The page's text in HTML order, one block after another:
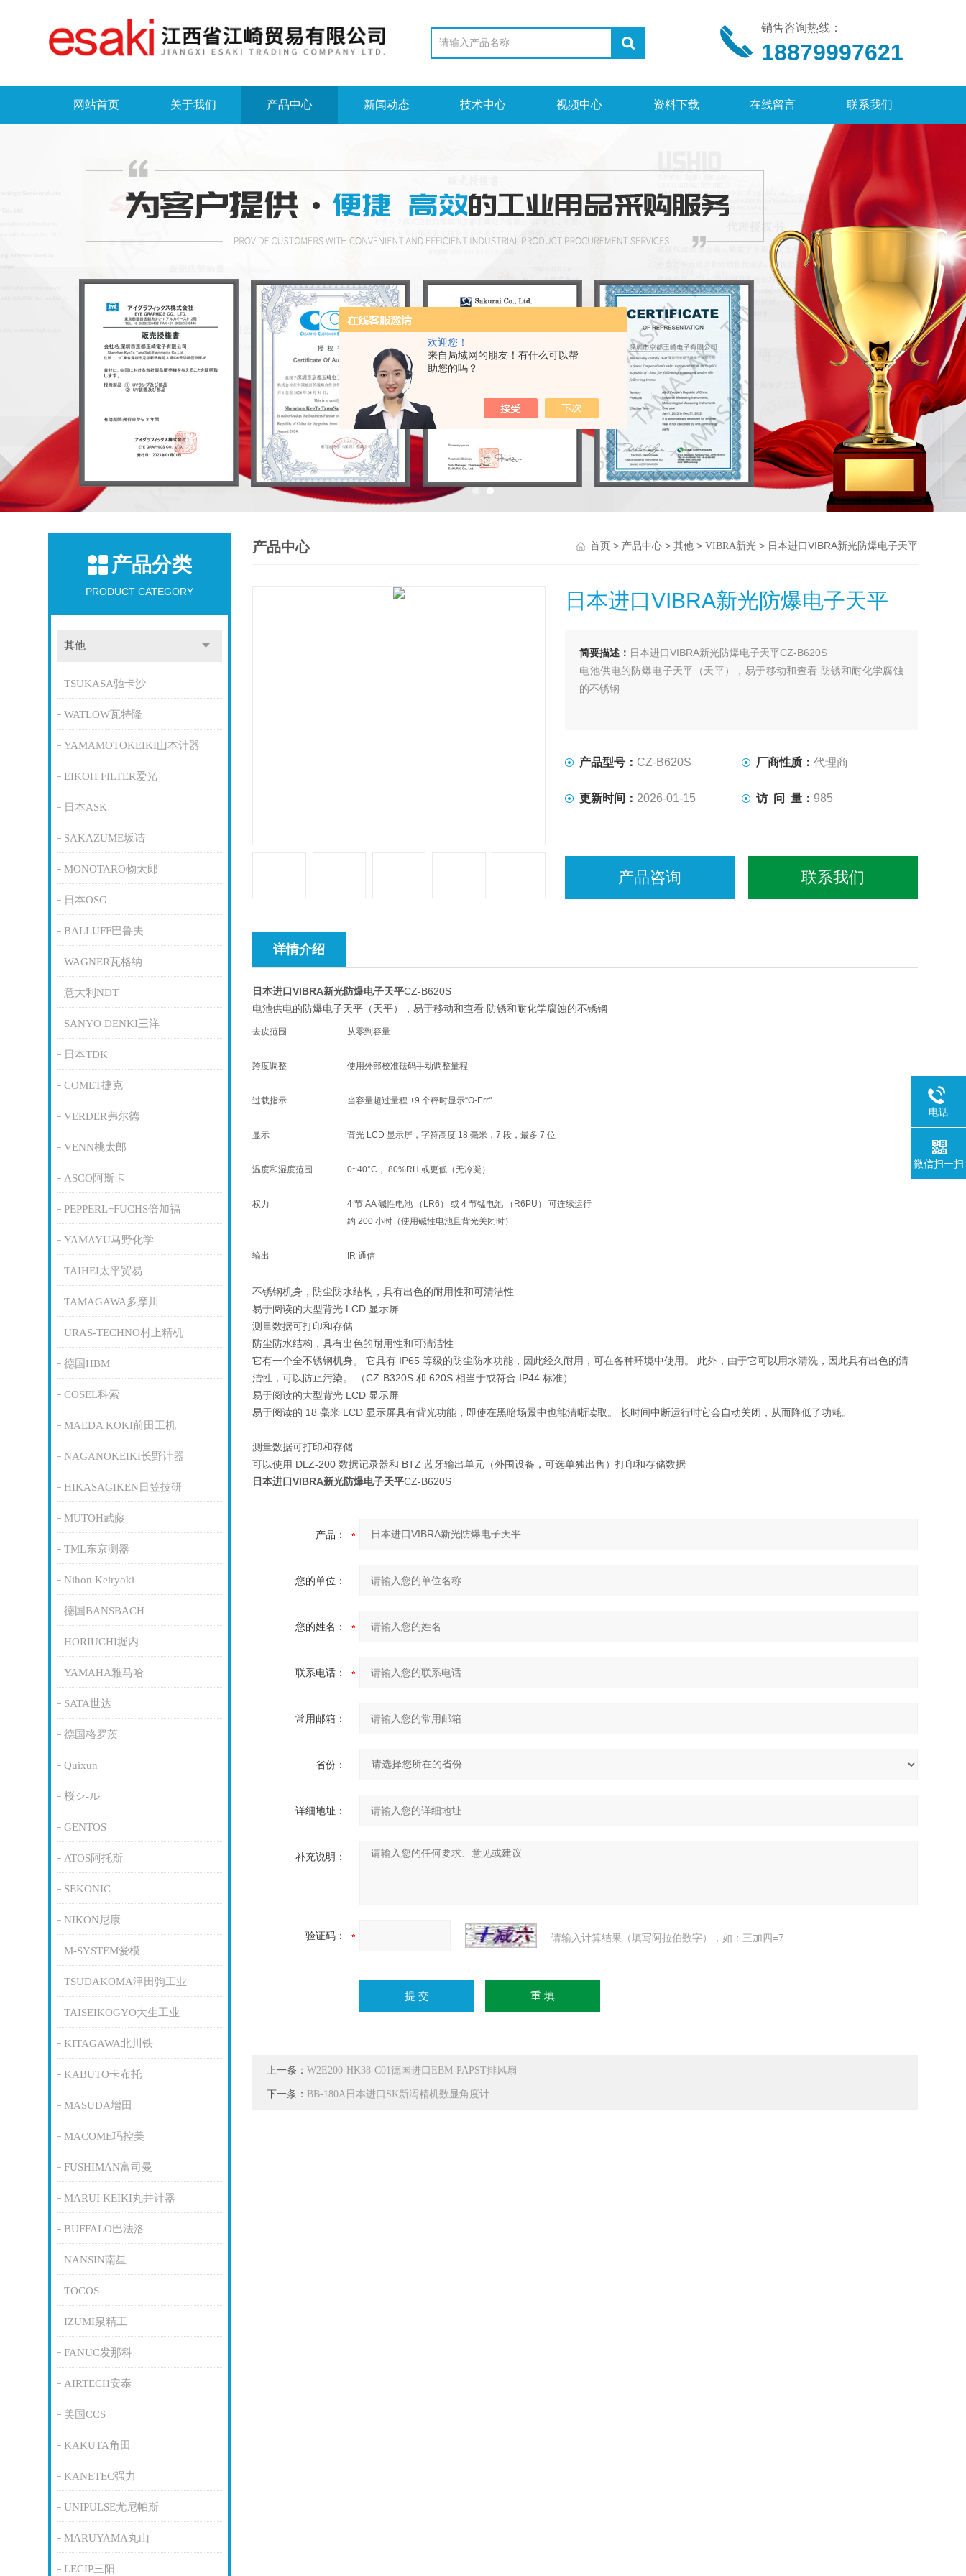
欢迎您！
来自局域网的朋友！有什么可以帮
助您的吗？
销售咨询热线：
18879997621
网站首页 关于我们 产品中心 新闻动态 技术中心 视频中心 资料下载 在线留言 联系我们
产品分类
PRODUCT CATEGORY
其他
TSUKASA驰卡沙
WATLOW瓦特隆
YAMAMOTOKEIKI山本计器
EIKOH FILTER爱光
日本ASK
SAKAZUME坂诘
MONOTARO物太郎
日本OSG
BALLUFF巴鲁夫
WAGNER瓦格纳
意大利NDT
SANYO DENKI三洋
日本TDK
COMET捷克
VERDER弗尔德
VENN桃太郎
ASCO阿斯卡
PEPPERL+FUCHS倍加福
YAMAYU马野化学
TAIHEI太平贸易
TAMAGAWA多摩川
URAS-TECHNO村上精机
德国HBM
COSEL科索
MAEDA KOKI前田工机
NAGANOKEIKI长野计器
HIKASAGIKEN日笠技研
MUTOH武藤
TML东京测器
Nihon Keiryoki
德国BANSBACH
HORIUCHI堀内
YAMAHA雅马哈
SATA世达
德国格罗茨
Quixun
桜シ-ル
GENTOS
ATOS阿托斯
SEKONIC
NIKON尼康
M-SYSTEM爱模
TSUDAKOMA津田驹工业
TAISEIKOGYO大生工业
KITAGAWA北川铁
KABUTO卡布托
MASUDA增田
MACOME玛控美
FUSHIMAN富司曼
MARUI KEIKI丸井计器
BUFFALO巴法洛
NANSIN南星
TOCOS
IZUMI泉精工
FANUC发那科
AIRTECH安泰
美国CCS
KAKUTA角田
KANETEC强力
UNIPULSE尤尼帕斯
MARUYAMA丸山
LECIP三阳
产品中心 首页> 产品中心> 其他> VIBRA新光> 日本进口VIBRA新光防爆电子天平
日本进口VIBRA新光防爆电子天平
简要描述： 日本进口VIBRA新光防爆电子天平CZ-B620S
电池供电的防爆电子天平（天平），易于移动和查看 防锈和耐化学腐蚀
的不锈钢
产品型号： CZ-B620S 厂商性质： 代理商
更新时间： 2026-01-15 访 问 量： 985
产品咨询 联系我们
详情介绍
日本进口VIBRA新光防爆电子天平CZ-B620S
电池供电的防爆电子天平（天平），易于移动和查看 防锈和耐化学腐蚀的不锈钢
去皮范围 从零到容量
跨度调整 使用外部校准砝码手动调整量程
过载指示 当容量超过量程 +9 个秤时显示“O-Err"
显示 背光 LCD 显示屏，字符高度 18 毫米，7 段，最多 7 位
温度和湿度范围 0~40°C， 80%RH 或更低（无冷凝）
权力
4 节 AA 碱性电池 （LR6） 或 4 节锰电池 （R6PU） 可连续运行
约 200 小时（使用碱性电池且背光关闭时）
输出 IR 通信
不锈钢机身，防尘防水结构，具有出色的耐用性和可清洁性
易于阅读的大型背光 LCD 显示屏
测量数据可打印和存储
防尘防水结构，具有出色的耐用性和可清洁性
它有一个全不锈钢机身。 它具有 IP65 等级的防尘防水功能，因此经久耐用，可在各种环境中使用。 此外，由于它可以用水清洗，因此具有出色的清
洁性，可以防止污染。 （CZ-B320S 和 620S 相当于或符合 IP44 标准）
易于阅读的大型背光 LCD 显示屏
易于阅读的 18 毫米 LCD 显示屏具有背光功能，即使在黑暗场景中也能清晰读取。 长时间中断运行时它会自动关闭，从而降低了功耗。
测量数据可打印和存储
可以使用 DLZ-200 数据记录器和 BTZ 蓝牙输出单元（外围设备，可选单独出售）打印和存储数据
日本进口VIBRA新光防爆电子天平CZ-B620S
产品：
您的单位：
您的姓名：
联系电话：
常用邮箱：
省份：
详细地址：
补充说明：
验证码： 请输入计算结果（填写阿拉伯数字），如：三加四=7
上一条：W2E200-HK38-C01德国进口EBM-PAPST排风扇
下一条： BB-180A日本进口SK新泻精机数显角度计
电话
微信扫一扫